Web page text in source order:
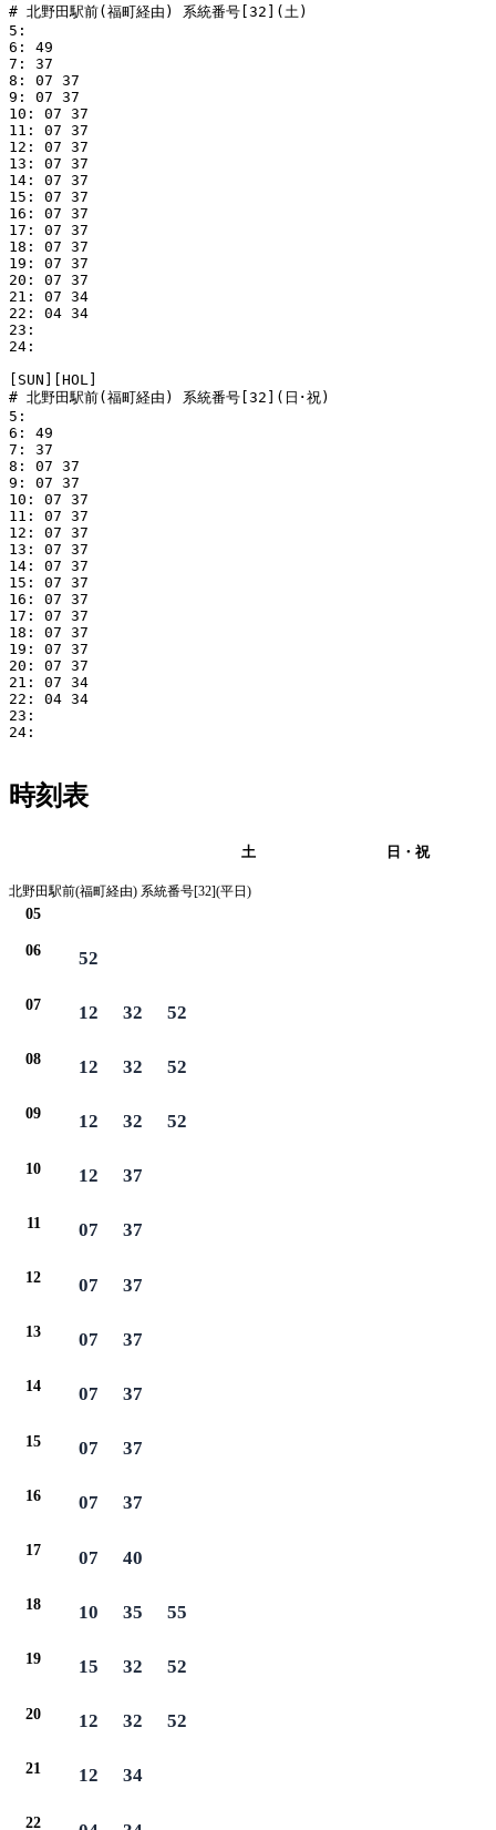
# 北野田駅前(福町経由) 系統番号[32](土)
5:
6: 49
7: 37
8: 07 37
9: 07 37
10: 07 37
11: 07 37
12: 07 37
13: 07 37
14: 07 37
15: 07 37
16: 07 37
17: 07 37
18: 07 37
19: 07 37
20: 07 37
21: 07 34
22: 04 34
23:
24:
[SUN][HOL]
# 北野田駅前(福町経由) 系統番号[32](日･祝)
5:
6: 49
7: 37
8: 07 37
9: 07 37
10: 07 37
11: 07 37
12: 07 37
13: 07 37
14: 07 37
15: 07 37
16: 07 37
17: 07 37
18: 07 37
19: 07 37
20: 07 37
21: 07 34
22: 04 34
23:
24:
時刻表
土 日・祝
北野田駅前(福町経由) 系統番号[32](平日)
05
06 52
07 12 32 52
08 12 32 52
09 12 32 52
10 12 37
11 07 37
12 07 37
13 07 37
14 07 37
15 07 37
16 07 37
17 07 40
18 10 35 55
19 15 32 52
20 12 32 52
21 12 34
22